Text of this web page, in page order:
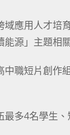
應用人才
源」主題相
職短片創
多4名學生